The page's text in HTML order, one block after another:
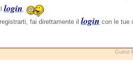
login.
fai direttamente il login con le tue
Guest